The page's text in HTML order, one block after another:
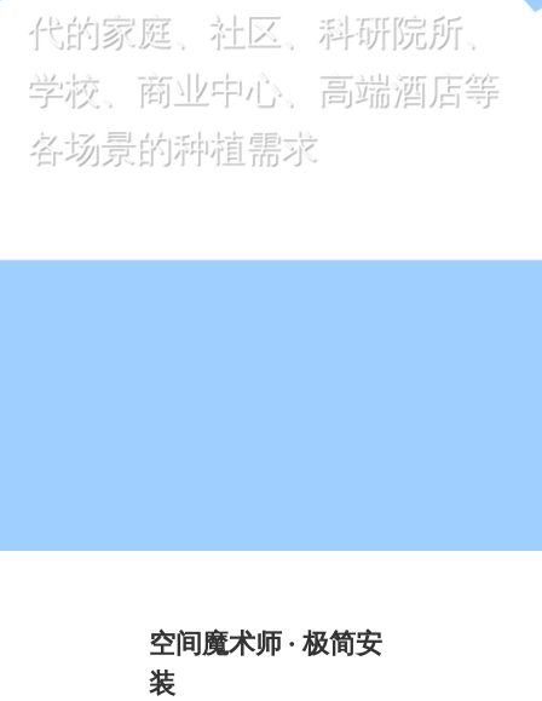
代的家庭、社区、科研院所、
学校、商业中心、高端酒店等
各场景的种植需求
空间魔术师 · 极简安
装